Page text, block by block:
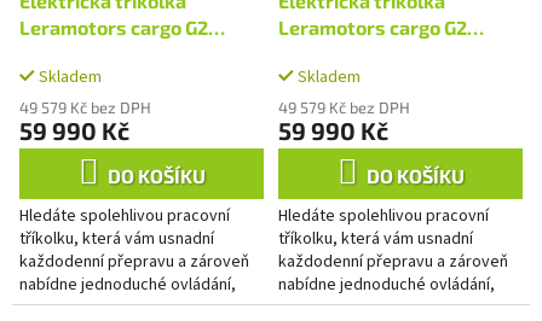
R
M
A
Leramotors cargo G2
Skladem
49 579 Kč bez DPH
59 990 Kč
DO KOŠÍKU
Hledáte spolehlivou pracovní
tříkolku, která vám usnadní
každodenní přepravu a zároveň
nabídne jednoduché ovládání,
tichý provoz a nízké provozní
R
M
A
Leramotors cargo G2
Skladem
49 579 Kč bez DPH
59 990 Kč
DO KOŠÍKU
Hledáte spolehlivou pracovní
tříkolku, která vám usnadní
každodenní přepravu a zároveň
nabídne jednoduché ovládání,
tichý provoz a nízké provozní